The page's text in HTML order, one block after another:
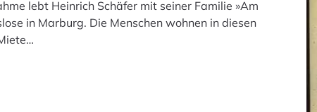
lebt Heinrich Schäfer mit seiner Familie »Am
in Marburg. Die Menschen wohnen in diesen